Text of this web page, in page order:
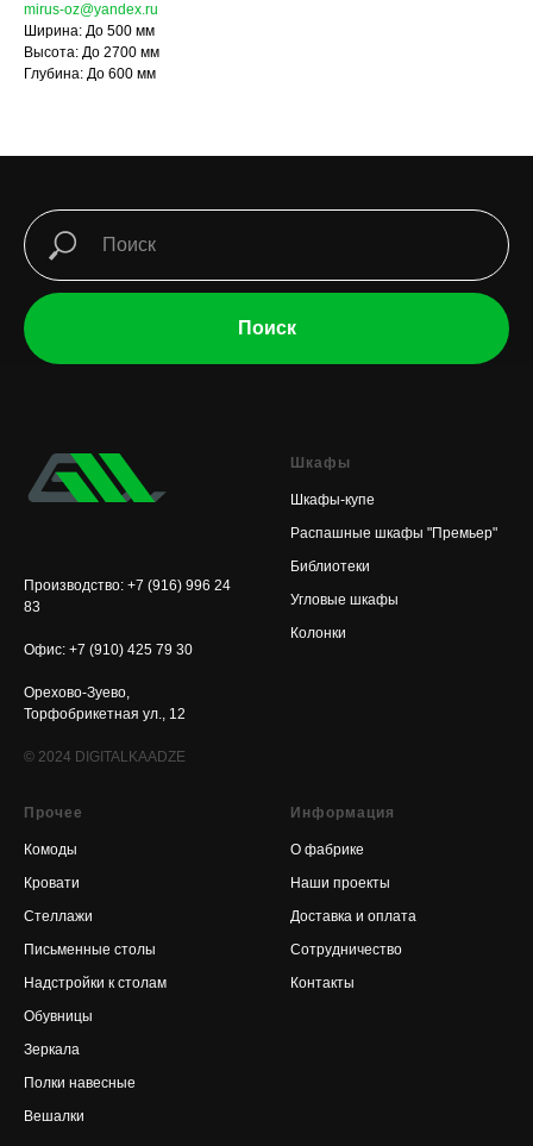
mirus-oz@yandex.ru
Ширина: До 500 мм
Высота: До 2700 мм
Глубина: До 600 мм
Поиск
Производство: +7 (916) 996 24
83
Офис: +7 (910) 425 79 30
Орехово-Зуево,
Торфобрикетная ул., 12
© 2024 DIGITALKAADZE
Шкафы
Шкафы-купе
Распашные шкафы "Премьер"
Библиотеки
Угловые шкафы
Колонки
Прочее
Комоды
Кровати
Стеллажи
Письменные столы
Надстройки к столам
Обувницы
Зеркала
Полки навесные
Вешалки
Информация
О фабрике
Наши проекты
Доставка и оплата
Сотрудничество
Контакты